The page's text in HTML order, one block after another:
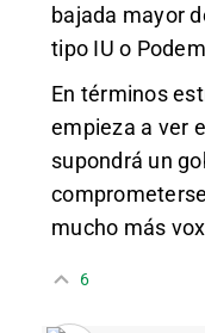
bajada mayor
tipo IU o
En términos
empieza a ver
supondrá un
mucho más
6